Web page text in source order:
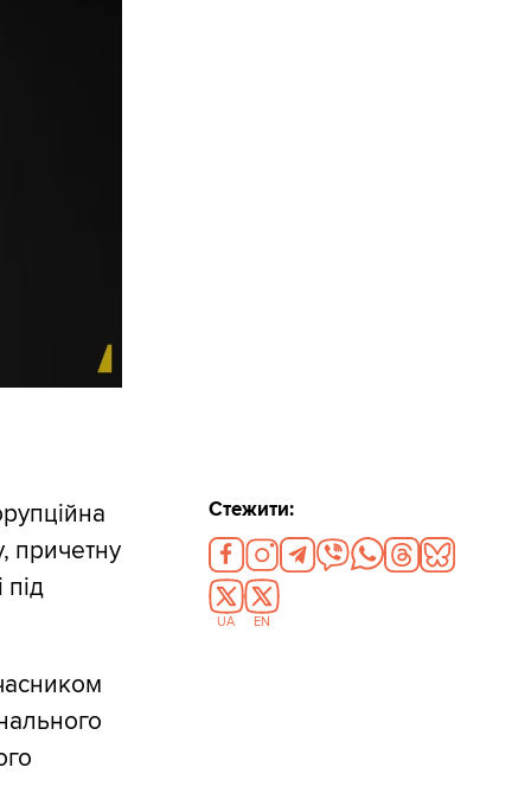
причетну
під
Стежити:
UA EN